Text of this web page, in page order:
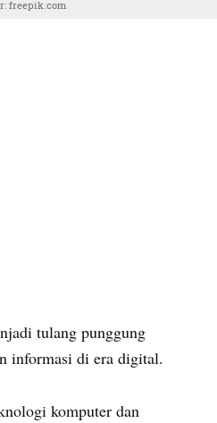
freepik.com
tulang punggung
informasi di era digital.
komputer dan